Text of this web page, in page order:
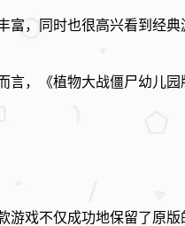
，同时也很高兴看到经
，《植物大战僵尸幼儿
戏不仅成功地保留了原